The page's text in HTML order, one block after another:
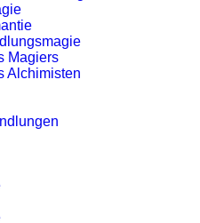
Magiers
Alchimisten